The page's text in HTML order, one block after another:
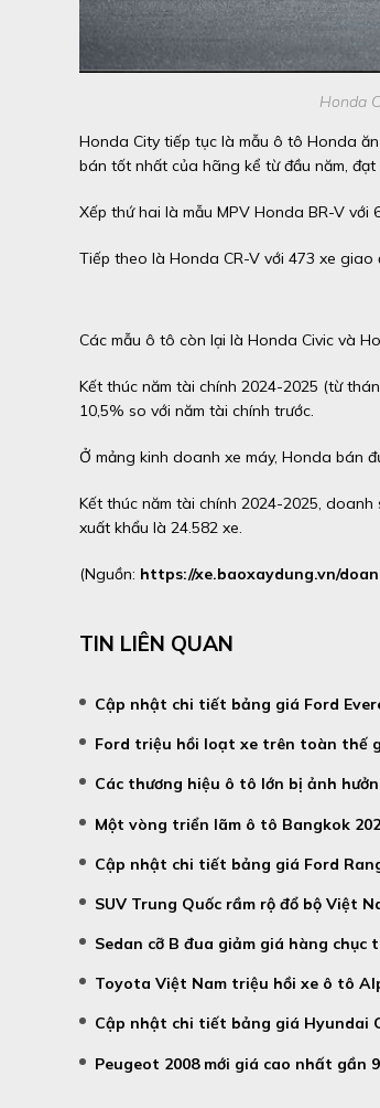
Honda
Honda City tiếp tục là mẫu ô tô Honda
bán tốt nhất của hãng kể từ đầu năm,
Xếp thứ hai là mẫu MPV Honda BR-V với
Tiếp theo là Honda CR-V với 473 xe giao
Các mẫu ô tô còn lại là Honda Civic và
Kết thúc năm tài chính 2024-2025 (từ
10,5% so với năm tài chính trước.
Ở mảng kinh doanh xe máy, Honda bán
Kết thúc năm tài chính 2024-2025,
xuất khẩu là 24.582 xe.
(Nguồn: https://xe.baoxaydung.vn/
TIN LIÊN QUAN
Cập nhật chi tiết bảng giá Ford
Ford triệu hồi loạt xe trên toàn thế
Các thương hiệu ô tô lớn bị ảnh
Một vòng triển lãm ô tô Bangkok
Cập nhật chi tiết bảng giá Ford
SUV Trung Quốc rầm rộ đổ bộ Việt
Sedan cỡ B đua giảm giá hàng chục
Toyota Việt Nam triệu hồi xe ô tô
Cập nhật chi tiết bảng giá Hyundai
Peugeot 2008 mới giá cao nhất gần